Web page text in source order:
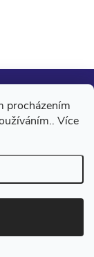
procházením
Více
ODEBÍRAT